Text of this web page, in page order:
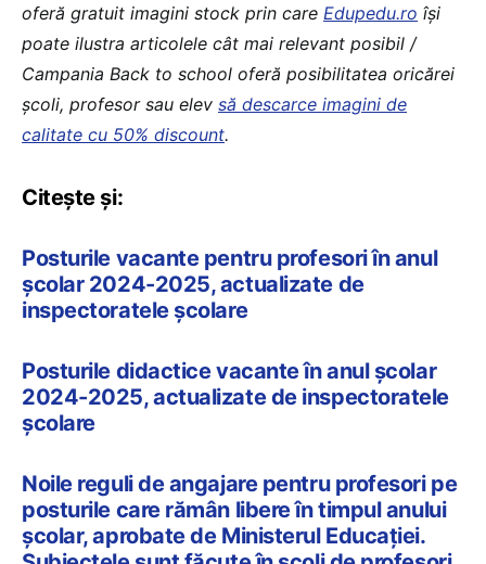
oferă gratuit imagini stock prin care Edupedu.ro îşi
poate ilustra articolele cât mai relevant posibil /
Campania Back to school oferă posibilitatea oricărei
școli, profesor sau elev să descarce imagini de
calitate cu 50% discount.
Citește și:
Posturile vacante pentru profesori în anul
școlar 2024-2025, actualizate de
inspectoratele școlare
Posturile didactice vacante în anul școlar
2024-2025, actualizate de inspectoratele
școlare
Noile reguli de angajare pentru profesori pe
posturile care rămân libere în timpul anului
școlar, aprobate de Ministerul Educației.